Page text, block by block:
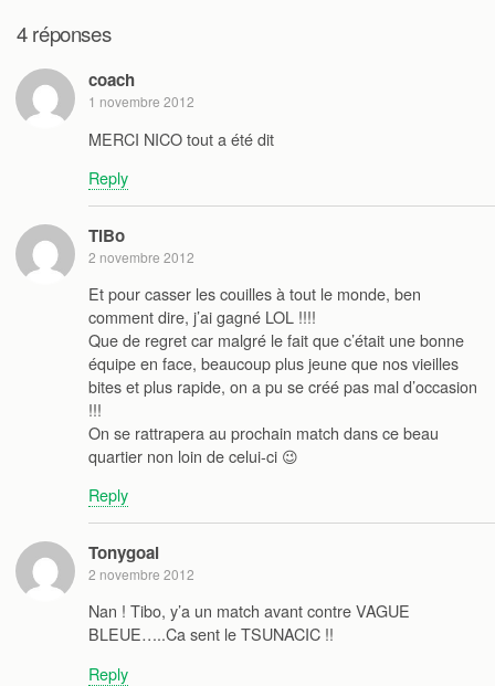
4 réponses
coach
1 novembre 2012
MERCI NICO tout a été dit
Reply
TiBo
2 novembre 2012
Et pour casser les couilles à tout le monde, ben
comment dire, j’ai gagné LOL !!!!
Que de regret car malgré le fait que c’était une bonne
équipe en face, beaucoup plus jeune que nos vieilles
bites et plus rapide, on a pu se créé pas mal d’occasion
!!!
On se rattrapera au prochain match dans ce beau
quartier non loin de celui-ci 😉
Reply
Tonygoal
2 novembre 2012
Nan ! Tibo, y’a un match avant contre VAGUE
BLEUE…..Ca sent le TSUNACIC !!
Reply